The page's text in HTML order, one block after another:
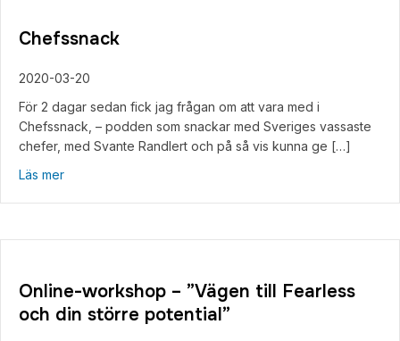
Chefssnack
2020-03-20
För 2 dagar sedan fick jag frågan om att vara med i
Chefssnack, – podden som snackar med Sveriges vassaste
chefer, med Svante Randlert och på så vis kunna ge […]
Läs merabout Chefssnack
Online-workshop – ”Vägen till Fearless
och din större potential”